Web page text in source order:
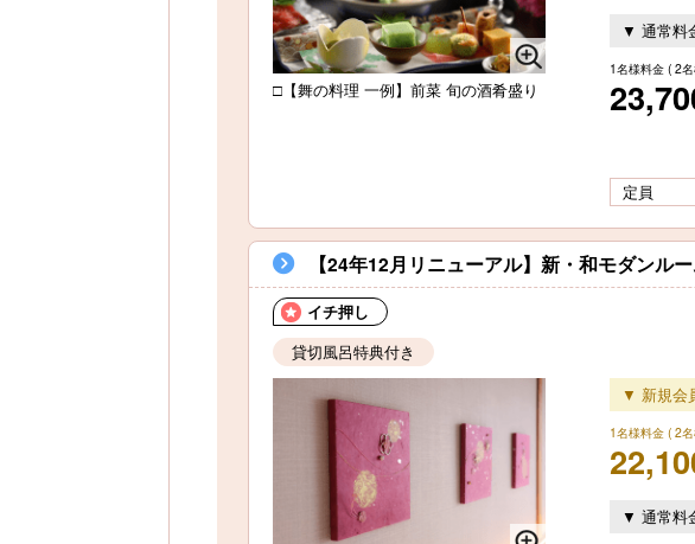
□【舞の料理 一例】前菜 旬の酒肴盛り
▼ 通常料
1名様料金 ( 2
定員
【24年12月リニューアル】新・和モダンル
イチ押し
貸切風呂特典付き
▼ 新規会
1名様料金 ( 2
▼ 通常料